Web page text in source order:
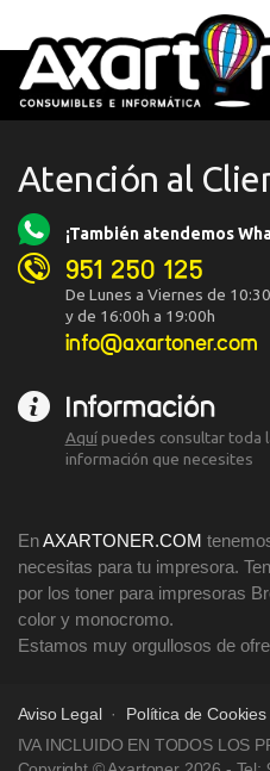
Atención al
¡También atendemos
951 250 125
De Lunes a Viernes de
y de 16:00h a 19:00h
info@axartoner.com
Información
Aquípuedes consultar toda
información que necesites
EnAXARTONER.COM
necesitas para tu impresora.
por los toner para impresoras
color y monocromo.
Estamos muy orgullosos de
Aviso Legal · Política de Cookies
IVA INCLUIDO EN TODOS LOS